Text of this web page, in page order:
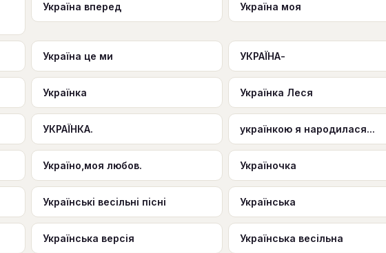
Україна вперед Україна моя
Україна це ми УКРАЇНА-
Українка Українка Леся
УКРАЇНКА. українкою я народилася...
Україно,моя любов. Україночка
Українськi весiльнi пiснi Українська
Українська версія Українська весільна